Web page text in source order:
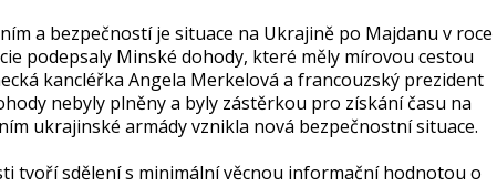
a bezpečností je situace na Ukrajině po Majdanu v roce
podepsaly Minské dohody, které měly mírovou cestou
kancléřka Angela Merkelová a francouzský prezident
nebyly plněny a byly zástěrkou pro získání času na
ukrajinské armády vznikla nová bezpečnostní situace.
tvoří sdělení s minimální věcnou informační hodnotou o